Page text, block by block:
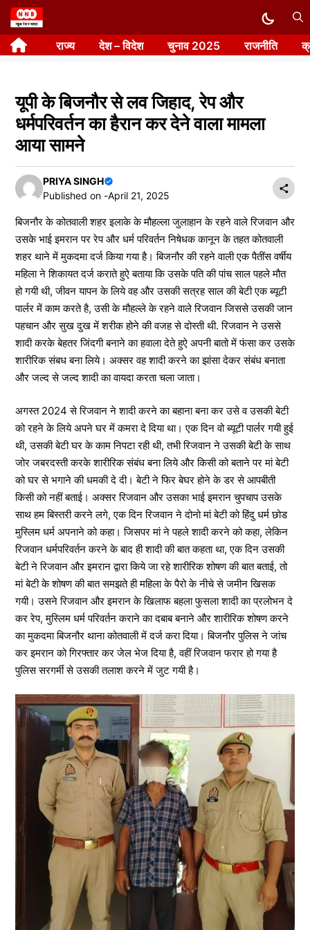
Skip
to
content राज्य देश – विदेश चुनाव 2025 राजनीति
यूपी के बिजनौर से लव जिहाद, रेप और
धर्मपरिवर्तन का हैरान कर देने वाला मामला
आया सामने
PRIYA SINGH
Published on -April 21, 2025
बिजनौर के कोतवाली शहर इलाके के मौहल्ला जुलाहान के रहने वाले रिजवान और
उसके भाई इमरान पर रेप और धर्म परिवर्तन निषेधक कानून के तहत कोतवाली
शहर थाने में मुकदमा दर्ज किया गया है। बिजनौर की रहने वाली एक पैतींस वर्षीय
महिला ने शिकायत दर्ज कराते हुऐ बताया कि उसके पति की पांच साल पहले मौत
हो गयी थी, जीवन यापन के लिये वह और उसकी सत्रह साल की बेटी एक ब्यूटी
पार्लर में काम करते है, उसी के मौहल्ले के रहने वाले रिजवान जिससे उसकी जान
पहचान और सुख दुख में शरीक होने की वजह से दोस्ती थी. रिजवान ने उससे
शादी करके बेहतर जिंदगी बनाने का हवाला देते हुऐ अपनी बातो में फंसा कर उसके
शारीरिक संबध बना लिये। अक्सर वह शादी करने का झांसा देकर संबंध बनाता
और जल्द से जल्द शादी का वायदा करता चला जाता।
अगस्त 2024 से रिजवान ने शादी करने का बहाना बना कर उसे व उसकी बेटी
को रहने के लिये अपने घर में कमरा दे दिया था। एक दिन वो ब्यूटी पार्लर गयी हुई
थी, उसकी बेटी घर के काम निपटा रही थी, तभी रिजवान ने उसकी बेटी के साथ
जोर जबरदस्ती करके शारीरिक संबंध बना लिये और किसी को बताने पर मां बेटी
को घर से भगाने की धमकी दे दी। बेटी ने फिर बेघर होने के डर से आपबीती
किसी को नहीं बताई। अक्सर रिजवान और उसका भाई इमरान चुपचाप उसके
साथ हम बिस्तरी करने लगे, एक दिन रिजवान ने दोनो मां बेटी को हिंदु धर्म छोड
मुस्लिम धर्म अपनाने को कहा। जिसपर मां ने पहले शादी करने को कहा, लेकिन
रिजवान धर्मपरिवर्तन करने के बाद ही शादी की बात कहता था, एक दिन उसकी
बेटी ने रिजवान और इमरान द्वारा किये जा रहे शारीरिक शोषण की बात बताई, तो
मां बेटी के शोषण की बात समझते ही महिला के पैरो के नीचे से जमीन खिसक
गयी। उसने रिजवान और इमरान के खिलाफ बहला फुसला शादी का प्रलोभन दे
कर रेप, मुस्लिम धर्म परिवर्तन कराने का दबाब बनाने और शारीरिक शोषण करने
का मुकदमा बिजनौर थाना कोतवाली में दर्ज करा दिया। बिजनौर पुलिस ने जांच
कर इमरान को गिरफ्तार कर जेल भेज दिया है, वहीं रिजवान फरार हो गया है
पुलिस सरगर्मी से उसकी तलाश करने में जुट गयी है।